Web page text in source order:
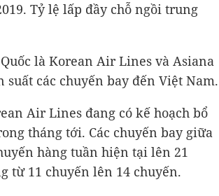
Tỷ lệ lấp đầy chỗ ngồi trung
là Korean Air Lines và Asiana
các chuyến bay đến Việt Nam.
Air Lines đang có kế hoạch bổ
tháng tới. Các chuyến bay giữa
hàng tuần hiện tại lên 21
từ 11 chuyến lên 14 chuyến.